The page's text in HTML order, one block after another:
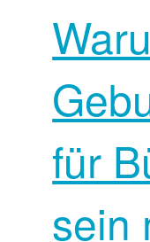
für
sein